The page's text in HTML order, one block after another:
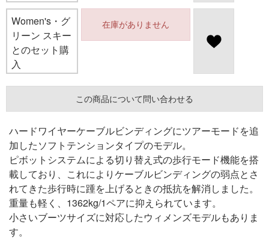
Women's・グ
リーン スキー
とのセット購
入
在庫がありません
この商品について問い合わせる
ハードワイヤーケーブルビンディングにツアーモードを追
加したソフトテンションタイプのモデル。
ピボットシステムによる切り替え式の歩行モード機能を搭
載しており、これによりケーブルビンディングの弱点とさ
れてきた歩行時に踵を上げるときの抵抗を解消しました。
重量も軽く、1362kg/1ペアに抑えられています。
小さいブーツサイズに対応したウィメンズモデルもありま
す。